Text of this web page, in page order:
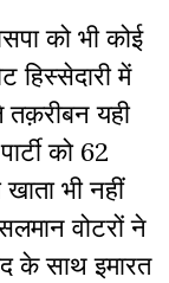
को भी कोई
हिस्सेदारी में
तक़रीबन यही
को 62
भी नहीं
वोटरों ने
के साथ इमारत